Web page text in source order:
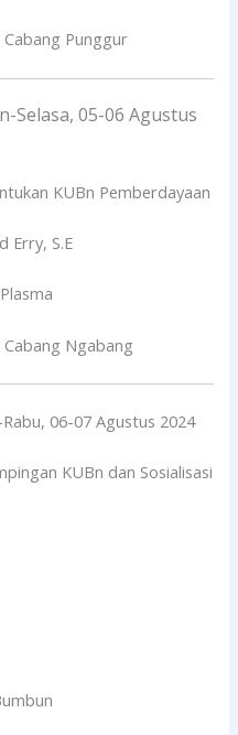
Punggur
05-06 Agustus
KUBn Pemberdayaan
S.E
Ngabang
06-07 Agustus 2024
KUBn dan Sosialisasi